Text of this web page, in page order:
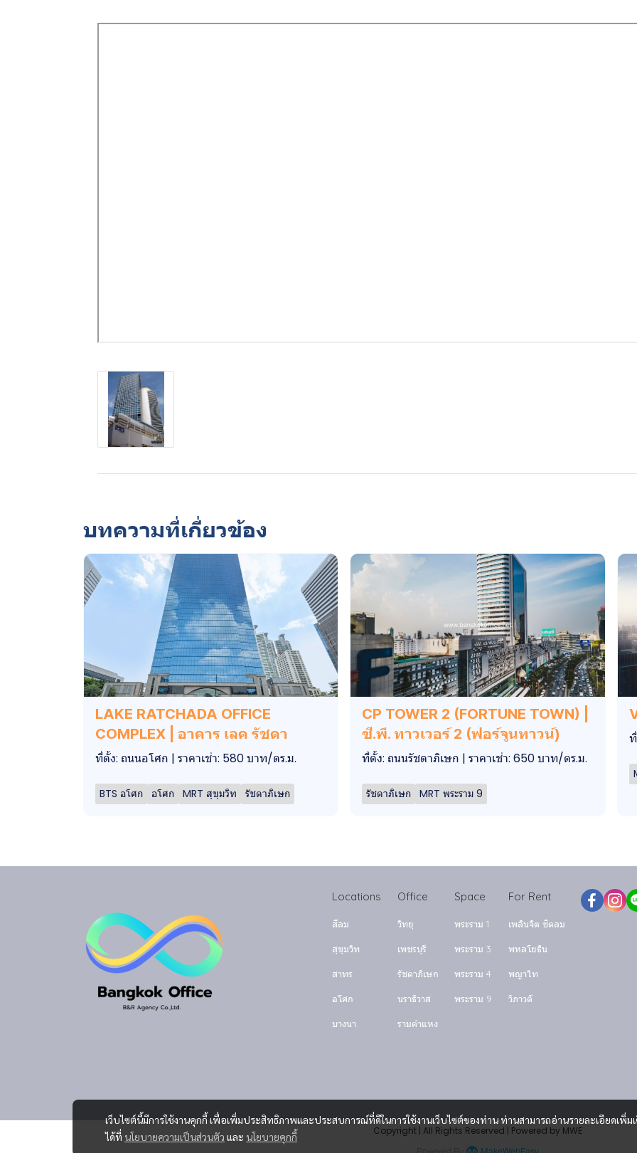
บทความที่เกี่ยวข้อง
LAKE RATCHADA OFFICE
COMPLEX | อาคาร เลค รัชดา
ที่ตั้ง: ถนนอโศก | ราคาเช่า: 580 บาท/ตร.ม.
BTS อโศก อโศก MRT สุขุมวิท รัชดาภิเษก
CP TOWER 2 (FORTUNE TOWN) |
ซี.พี. ทาวเวอร์ 2 (ฟอร์จูนทาวน์)
ที่ตั้ง: ถนนรัชดาภิเษก | ราคาเช่า: 650 บาท/ตร.ม.
รัชดาภิเษก MRT พระราม 9
เว็บไซต์นี้มีการใช้งานคุกกี้ เพื่อเพิ่มประสิทธิภาพและประสบการณ์ที่ดีในการใช้งานเว็บไซต์ของท่าน ท่านสามารถอ่านรายละเอียดเพิ่ม
ได้ที่ นโยบายความเป็นส่วนตัว และ นโยบายคุกกี้
Locations
สีลม
สุขุมวิท
สาทร
อโศก
บางนา
Office
วิทยุ
เพชรบุรี
รัชดาภิเษก
นราธิวาส
รามคำแหง
Space
พระราม 1
พระราม 3
พระราม 4
พระราม 9
For Rent
เพลินจิต ชิดลม
พหลโยธิน
พญาไท
วิภาวดี
Copyright | All Rights Reserved | Powered by MWE